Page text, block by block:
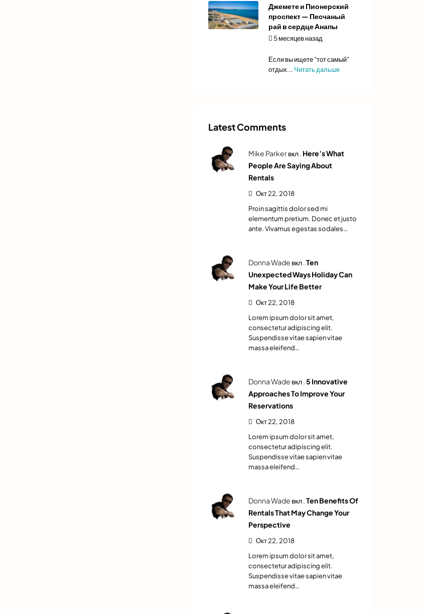
Джемете и Пионерский
проспект — Песчаный
рай в сердце Анапы
5 месяцев назад
Если вы ищете “тот самый”
отдых... Читать дальше
Latest Comments
Mike Parker вкл . Here’s What
People Are Saying About
Rentals
Окт 22, 2018
Proin sagittis dolor sed mi
elementum pretium. Donec et justo
ante. Vivamus egestas sodales…
Donna Wade вкл .Ten
Unexpected Ways Holiday Can
Make Your Life Better
Окт 22, 2018
Lorem ipsum dolor sit amet,
consectetur adipiscing elit.
Suspendisse vitae sapien vitae
massa eleifend…
Donna Wade вкл .5 Innovative
Approaches To Improve Your
Reservations
Окт 22, 2018
Lorem ipsum dolor sit amet,
consectetur adipiscing elit.
Suspendisse vitae sapien vitae
massa eleifend…
Donna Wade вкл .Ten Benefits Of
Rentals That May Change Your
Perspective
Окт 22, 2018
Lorem ipsum dolor sit amet,
consectetur adipiscing elit.
Suspendisse vitae sapien vitae
massa eleifend…